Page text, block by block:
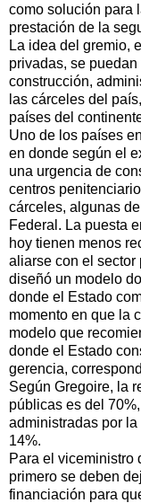
como solución para
prestación de la
La idea del gremio,
privadas, se
construcción,
las cárceles del
países del
Uno de los países
en donde según el
una urgencia de
centros
cárceles, algunas
Federal. La puesta
hoy tienen menos
aliarse con el sector
diseñó un modelo
donde el Estado
momento en que la
modelo que
donde el Estado
gerencia,
Según Gregoire, la
públicas es del
administradas por la
14%.
Para el viceministro
primero se deben
financiación para